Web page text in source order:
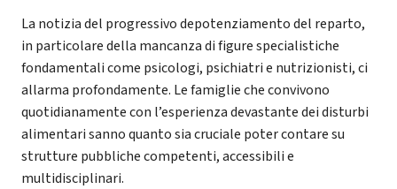
La notizia del progressivo depotenziamento del reparto,
in particolare della mancanza di figure specialistiche
fondamentali come psicologi, psichiatri e nutrizionisti, ci
allarma profondamente. Le famiglie che convivono
quotidianamente con l’esperienza devastante dei disturbi
alimentari sanno quanto sia cruciale poter contare su
strutture pubbliche competenti, accessibili e
multidisciplinari.